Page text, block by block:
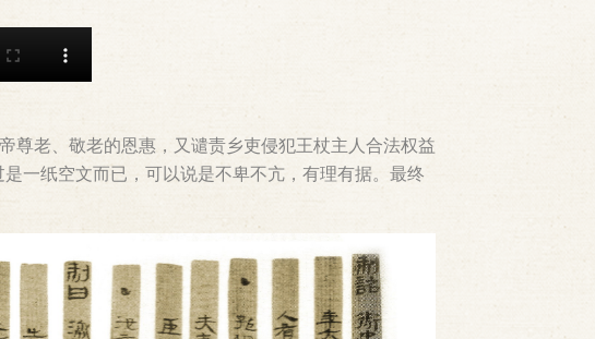
尊老、敬老的恩惠，又谴责乡吏侵犯王杖主人合法权益
一纸空文而已，可以说是不卑不亢，有理有据。最终